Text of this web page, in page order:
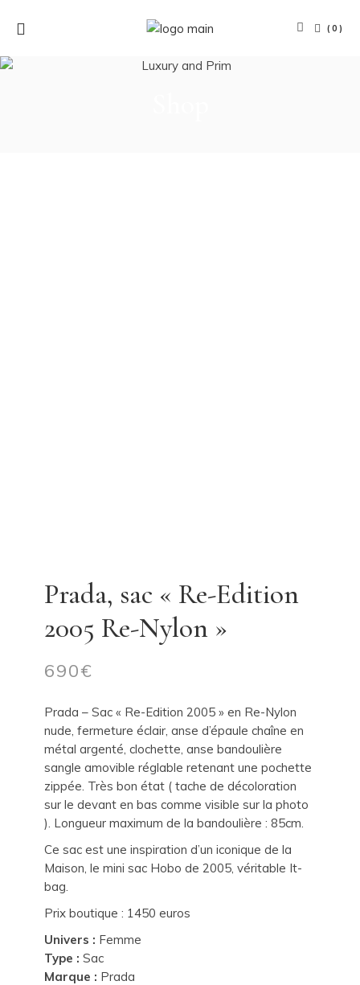
(0)
Prada, sac « Re-Edition
2005 Re-Nylon »
690€
Prada – Sac « Re-Edition 2005 » en Re-Nylon
nude, fermeture éclair, anse d’épaule chaîne en
métal argenté, clochette, anse bandoulière
sangle amovible réglable retenant une pochette
zippée. Très bon état ( tache de décoloration
sur le devant en bas comme visible sur la photo
). Longueur maximum de la bandoulière : 85cm.
Ce sac est une inspiration d’un iconique de la
Maison, le mini sac Hobo de 2005, véritable It-
bag.
Prix boutique : 1450 euros
Univers : Femme
Type : Sac
Marque : Prada